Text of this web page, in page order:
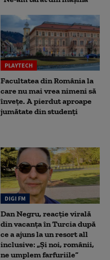
PLAYTECH
Facultatea din România la
care nu mai vrea nimeni să
înveţe. A pierdut aproape
jumătate din studenţi
DIGI FM
Dan Negru, reacție virală
din vacanța în Turcia după
ce a ajuns la un resort all
inclusive: „Și noi, românii,
ne umplem farfuriile”